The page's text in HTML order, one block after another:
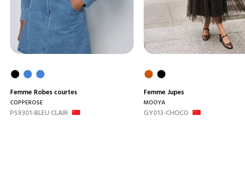
Femme Robes courtes
COPPEROSE
PS9301-BLEU CLAIR
Femme Jupes
MOOYA
GY013-CHOCO